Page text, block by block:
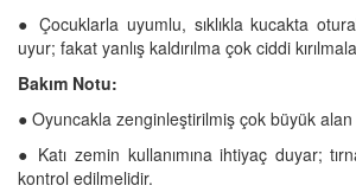
● Çocuklarla uyumlu, sıklıkla kucakta
uyur; fakat yanlış kaldırılma çok ciddi
Bakım Notu:
● Oyuncakla zenginleştirilmiş çok büyük
● Katı zemin kullanımına ihtiyaç duyar;
kontrol edilmelidir.